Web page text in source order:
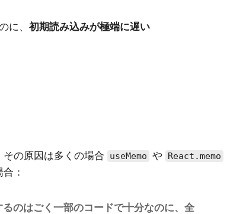
に、 初期読み込みが極端に遅い
の原因は多くの場合 useMemo や React.memo
：
のはごく一部のコードで十分なのに、全